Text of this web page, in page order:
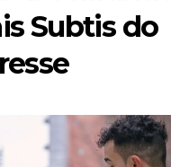
Subtis do